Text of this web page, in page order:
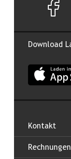
Download
App Land
Kontakt
Rechnungen